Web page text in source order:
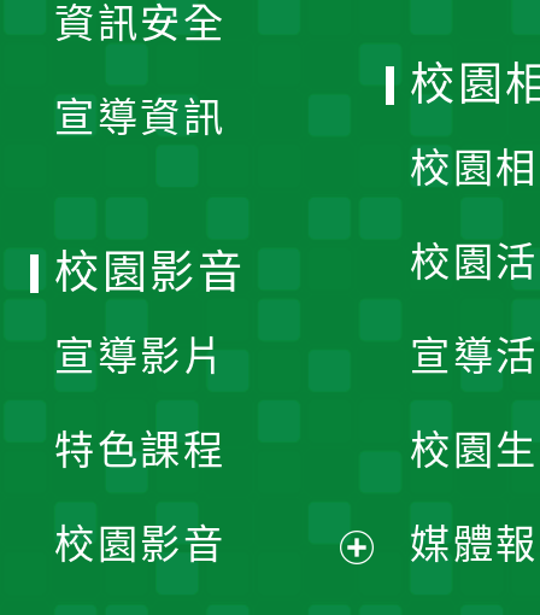
資訊安全
宣導資訊
校園
校園
校園
宣導
校園
媒體
校園影音
宣導影片
特色課程
校園影音